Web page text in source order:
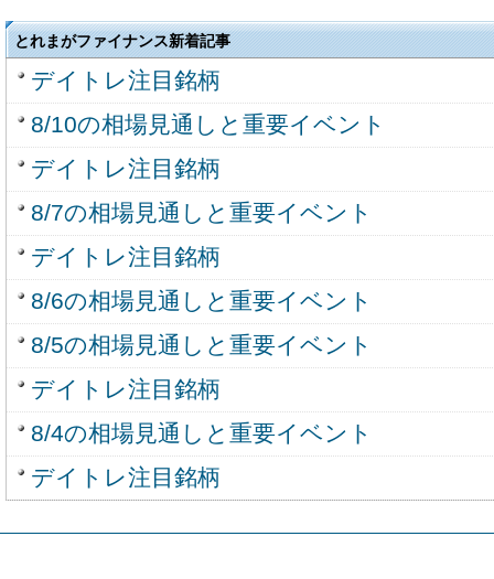
とれまがファイナンス新着記事
デイトレ注目銘柄
8/10の相場見通しと重要イベント
デイトレ注目銘柄
8/7の相場見通しと重要イベント
デイトレ注目銘柄
8/6の相場見通しと重要イベント
8/5の相場見通しと重要イベント
デイトレ注目銘柄
8/4の相場見通しと重要イベント
デイトレ注目銘柄